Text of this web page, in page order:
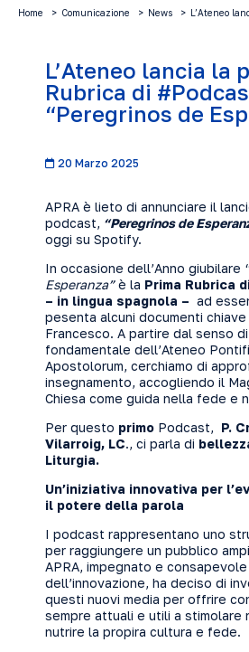
Home Comunicazione News L’Ateneo
L’Ateneo lancia la
Rubrica di
“Peregrinos de
20 Marzo 2025
APRA è lieto di annunciare il
podcast, “Peregrinos de
oggi su Spotify.
In occasione dell’Anno giubilare
Esperanza”è la Prima Rubrica
– in lingua spagnola – ad
pesenta alcuni documenti chiave
Francesco. A partire dal senso
fondamentale dell’Ateneo
Apostolorum, cerchiamo di
insegnamento, accogliendo il
Chiesa come guida nella fede e
Per questo primo Podcast, P.
Vilarroig, LC., ci parla di
Liturgia.
Un’iniziativa innovativa per
il potere della parola
I podcast rappresentano uno
per raggiungere un pubblico
APRA, impegnato e
dell’innovazione, ha deciso di
questi nuovi media per offrire
sempre attuali e utili a stimolare
nutrire la propira cultura e fede.